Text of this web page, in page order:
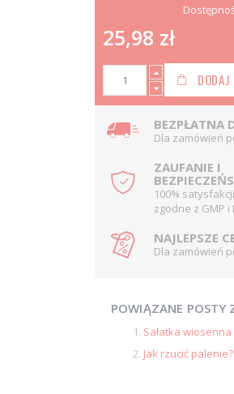
25,98 zł
BEZPŁATNA
Dla zamówień
ZAUFANIE I
100%
zgodne z GMP i
NAJLEPSZE
Dla zamówień
POWIĄZANE POSTY
Sałatka
Jak rzucić